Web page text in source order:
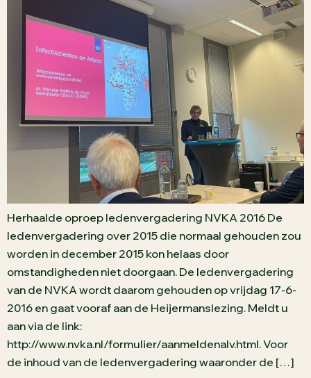
Herhaalde oproep ledenvergadering NVKA 2016 De
ledenvergadering over 2015 die normaal gehouden zou
worden in december 2015 kon helaas door
omstandigheden niet doorgaan. De ledenvergadering
van de NVKA wordt daarom gehouden op vrijdag 17-6-
2016 en gaat vooraf aan de Heijermanslezing. Meldt u
aan via de link:
http://www.nvka.nl/formulier/aanmeldenalv.html. Voor
de inhoud van de ledenvergadering waaronder de […]